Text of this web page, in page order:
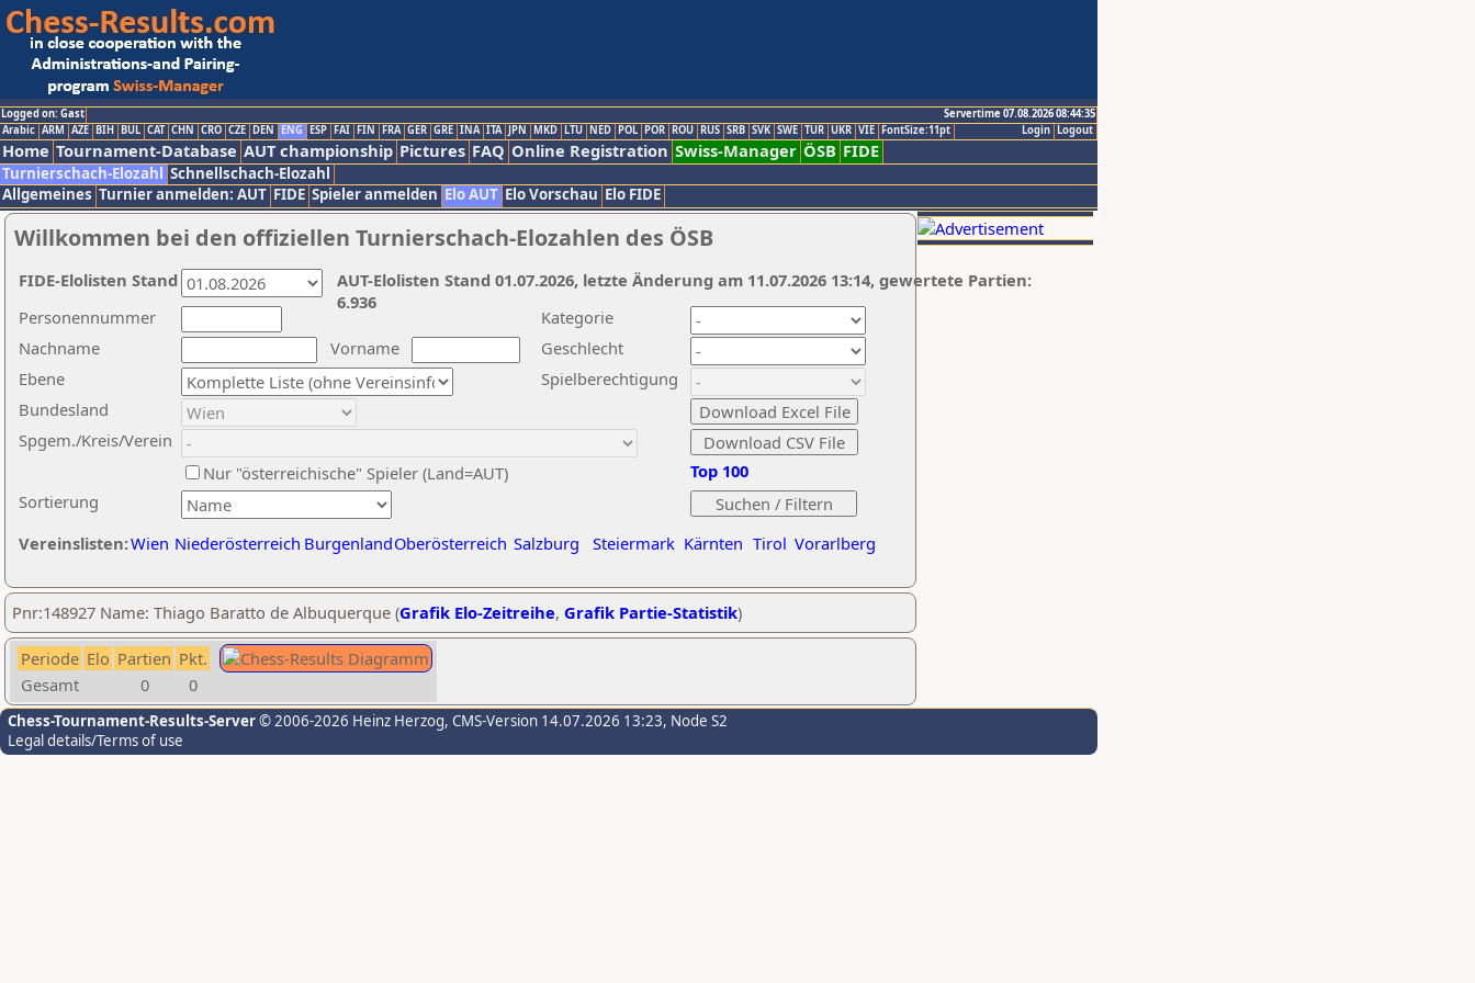
Logged on: Gast
Servertime 07.08.2026 08:44:35
Logout
Login
Arabic ARM AZE BIH BUL CAT CHN CRO CZE DEN ENG ESP FAI FIN FRA GER GRE INA ITA JPN MKD LTU NED POL POR ROU RUS SRB SVK SWE TUR UKR VIE FontSize:11pt
Home Tournament-Database AUT championship Pictures FAQ Online Registration Swiss-Manager ÖSB FIDE
Turnierschach-Elozahl Schnellschach-Elozahl
Allgemeines Turnier anmelden: AUT FIDE Spieler anmelden Elo AUT Elo Vorschau Elo FIDE
Willkommen bei den offiziellen Turnierschach-Elozahlen des ÖSB
Nachname
Vorname
Ebene
Kategorie
Sortierung
Personennummer
Bundesland
Spgem./Kreis/Verein
Geschlecht
Nur "österreichische" Spieler (Land=AUT)
Spielberechtigung
Vereinslisten:Wien Niederösterreich BurgenlandOberösterreich Salzburg Steiermark Kärnten Tirol Vorarlberg
Top 100
AUT-Elolisten Stand 01.07.2026, letzte Änderung am 11.07.2026 13:14, gewertete Partien:
6.936
FIDE-Elolisten Stand
Pnr:148927 Name: Thiago Baratto de Albuquerque (Grafik Elo-Zeitreihe, Grafik Partie-Statistik)
Periode Elo Partien Pkt.
Gesamt
0 0
Chess-Tournament-Results-Server© 2006-2026 Heinz Herzog, CMS-Version 14.07.2026 13:23, Node S2
Legal details/Terms of use